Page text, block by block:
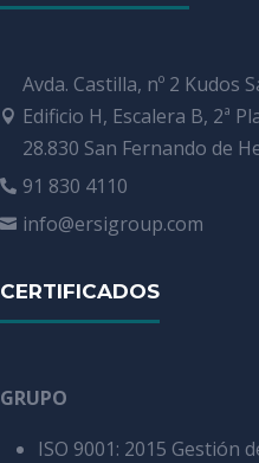

Avda. Castilla, nº 2 Kudos
Edificio H, Escalera B, 2ª
28.830 San Fernando de
 91 830 4110
 info@ersigroup.com
CERTIFICADOS
GRUPO
ISO 9001: 2015 Gestión